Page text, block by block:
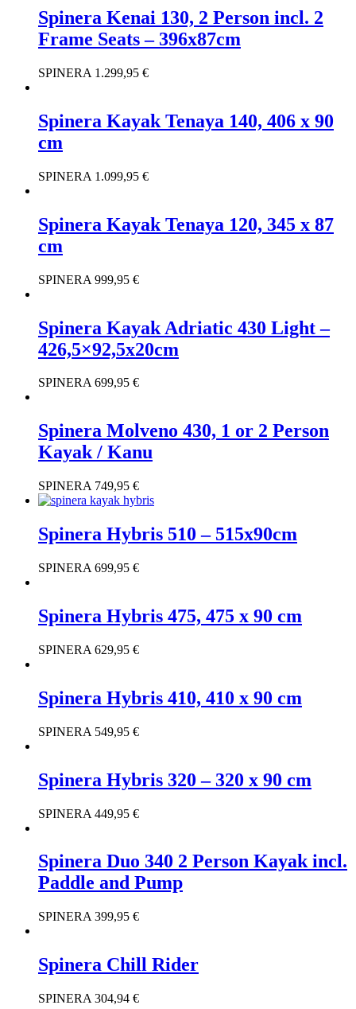
Spinera Kenai 130, 2 Person incl. 2
Frame Seats – 396x87cm
SPINERA 1.299,95 €
Spinera Kayak Tenaya 140, 406 x 90
cm
SPINERA 1.099,95 €
Spinera Kayak Tenaya 120, 345 x 87
cm
SPINERA 999,95 €
Spinera Kayak Adriatic 430 Light –
426,5×92,5x20cm
SPINERA699,95 €
Spinera Molveno 430, 1 or 2 Person
Kayak / Kanu
SPINERA 749,95 €
Spinera Hybris 510 – 515x90cm
SPINERA 699,95 €
Spinera Hybris 475, 475 x 90 cm
SPINERA 629,95 €
Spinera Hybris 410, 410 x 90 cm
SPINERA 549,95 €
Spinera Hybris 320 – 320 x 90 cm
SPINERA 449,95 €
Spinera Duo 340 2 Person Kayak incl.
Paddle and Pump
SPINERA 399,95 €
Spinera Chill Rider
SPINERA 304,94 €